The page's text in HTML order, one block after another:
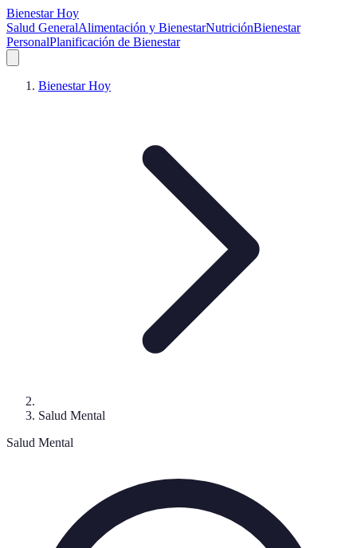
Bienestar Hoy
Salud GeneralAlimentación y BienestarNutriciónBienestar
PersonalPlanificación de Bienestar
Bienestar Hoy
Salud Mental
Salud Mental